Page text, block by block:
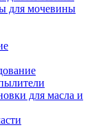
для мочевины
для масла и